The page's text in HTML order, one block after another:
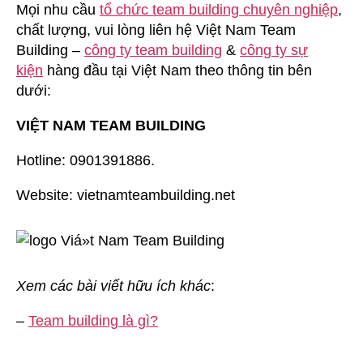
Mọi nhu cầu tổ chức team building chuyên nghiệp,
chất lượng, vui lòng liên hệ Việt Nam Team
Building – công ty team building & công ty sự
kiện hàng đầu tại Việt Nam theo thông tin bên
dưới:
VIỆT NAM TEAM BUILDING
Hotline: 0901391886.
Website: vietnamteambuilding.net
Xem các bài viết hữu ích khác:
– Team building là gì?